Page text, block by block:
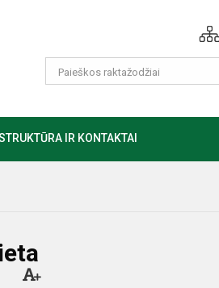
IR KONTAKTAI